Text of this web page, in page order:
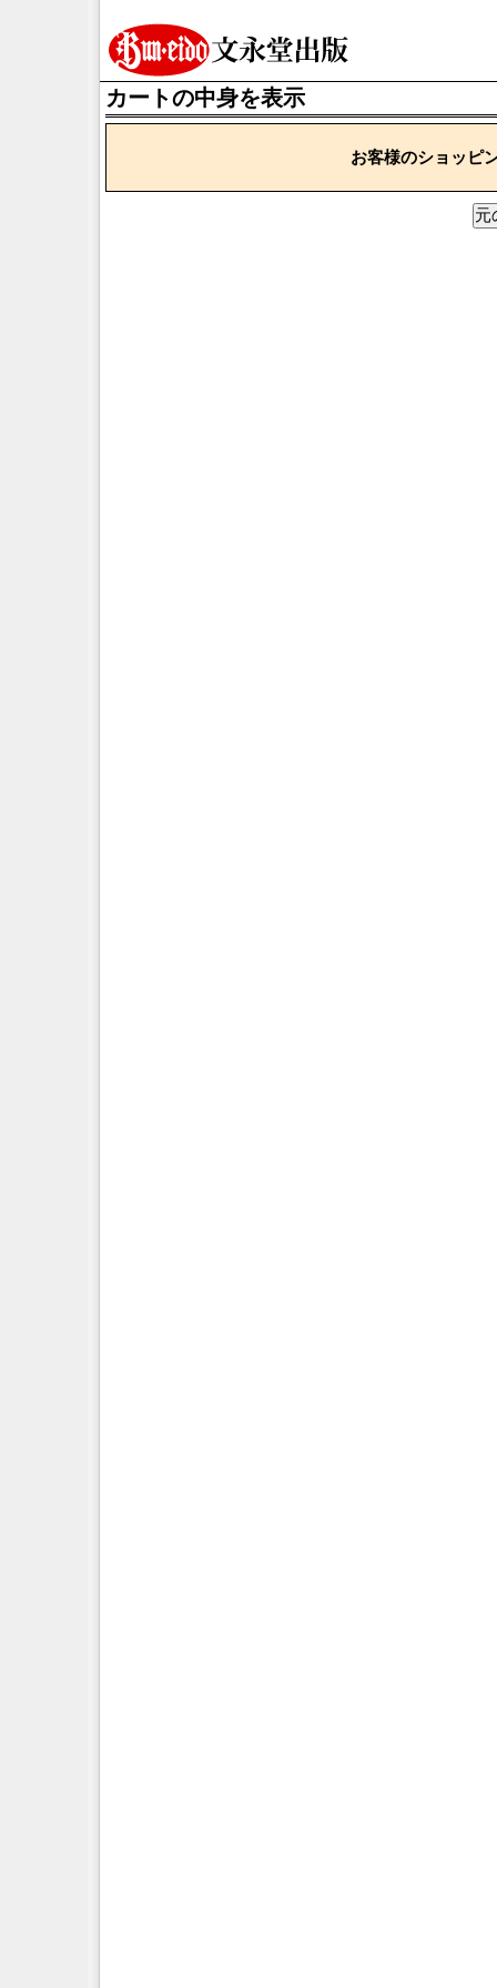
カートの中身を表示
お客様のショッピ